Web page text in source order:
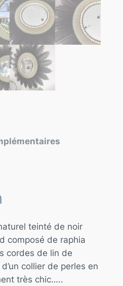
teinté de noir
composé de raphia
cordes de lin de
collier de perles en
très chic…..